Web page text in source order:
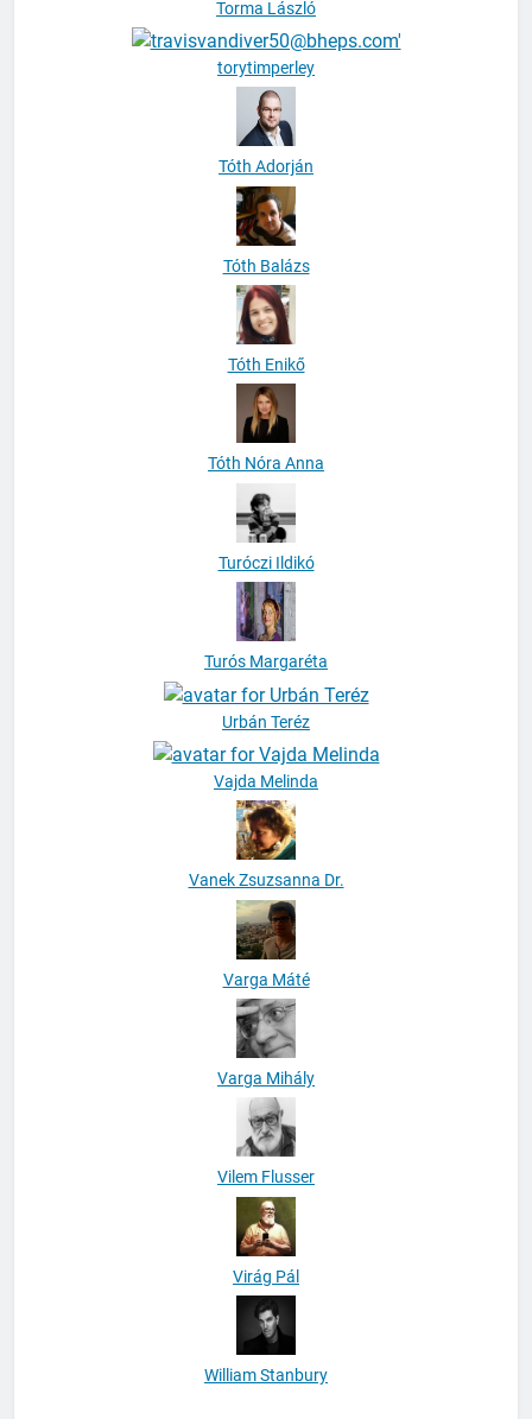
Torma László
torytimperley
Tóth Adorján
Tóth Balázs
Tóth Enikő
Tóth Nóra Anna
Turóczi Ildikó
Turós Margaréta
Urbán Teréz
Vajda Melinda
Vanek Zsuzsanna Dr.
Varga Máté
Varga Mihály
Vilem Flusser
Virág Pál
William Stanbury